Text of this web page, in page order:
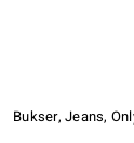
Bukser,Jeans,